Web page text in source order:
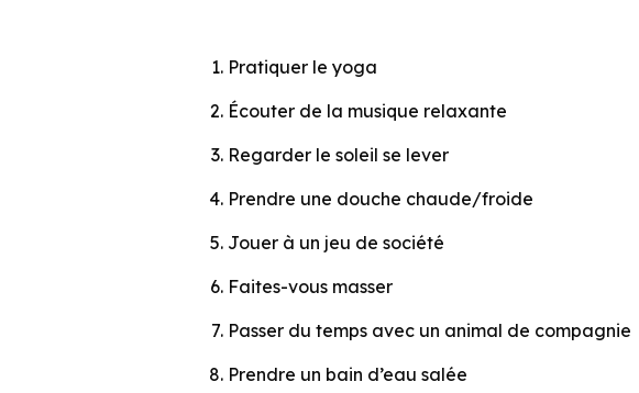
Pratiquer le yoga
Écouter de la musique relaxante
Regarder le soleil se lever
Prendre une douche chaude/froide
Jouer à un jeu de société
Faites-vous masser
Passer du temps avec un animal de compagnie
Prendre un bain d’eau salée